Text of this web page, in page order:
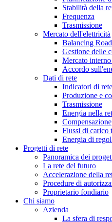
Stabilità della
Frequenza
Trasmissione
Mercato dell'elettricità
Balancing
Gestione delle
Mercato
Accordo
Dati di rete
Indicatori di
Produzione e
Trasmissione
Energia nella
Compensazione
Flussi di carico
Energia di
Progetti di rete
Panoramica dei
La rete del futuro
Accelerazione della
Procedure di
Proprietario fondiario
Chi siamo
Azienda
La sfera di